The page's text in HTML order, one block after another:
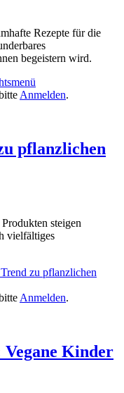
Rezepte für die
begeistern wird.
Anmelden.
pflanzlichen
steigen
vielfältiges
zu pflanzlichen
Anmelden.
Kinder